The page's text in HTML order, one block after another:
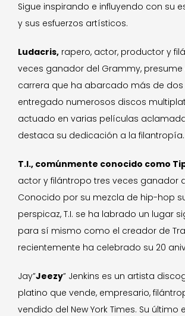
Sigue inspirando e influyendo con su
y sus esfuerzos artísticos.
Ludacris, rapero, actor, productor y
veces ganador del Grammy, presume
carrera que ha abarcado más de dos
entregado numerosos discos
actuado en varias películas
destaca su dedicación a la filantropía.
T.I., comúnmente conocido como
actor y filántropo tres veces ganador
Conocido por su mezcla de hip-hop
perspicaz, T.I. se ha labrado un lugar
para sí mismo como el creador de
recientemente ha celebrado su 20
Jay”Jeezy” Jenkins es un artista
platino que vende, empresario,
vendido del New York Times. Su último